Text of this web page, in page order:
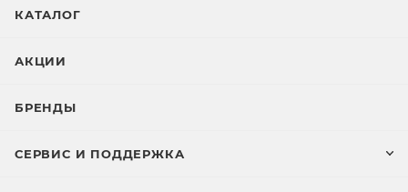
КАТАЛОГ
АКЦИИ
БРЕНДЫ
СЕРВИС И ПОДДЕРЖКА